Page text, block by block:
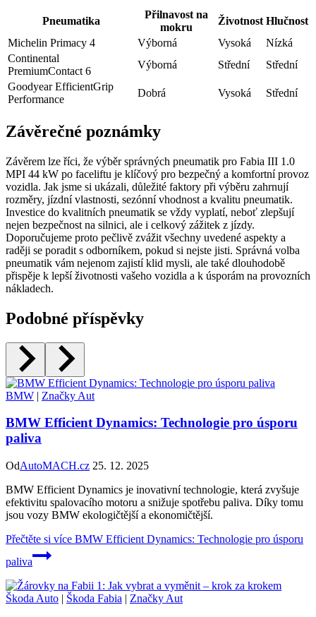
Pneumatika
Přilnavost na
mokru
Životnost Hlučnost
Michelin Primacy 4
Výborná Vysoká
Nízká
Continental
PremiumContact 6
Výborná Střední
Střední
Goodyear EfficientGrip
Performance
Dobrá Vysoká Střední
Závěrečné poznámky
Závěrem lze říci, že výběr správných pneumatik pro Fabia III 1.0
MPI 44 kW po faceliftu je klíčový pro bezpečný a komfortní provoz
vozidla. Jak jsme si ukázali, důležité faktory při výběru zahrnují
rozměry, jízdní vlastnosti, sezónní vhodnost a kvalitu pneumatik.
Investice do kvalitních pneumatik se vždy vyplatí, neboť zlepšují
nejen bezpečnost na silnici, ale i celkový zážitek z jízdy.
Doporučujeme proto pečlivě zvážit všechny uvedené aspekty a
raději se poradit s odborníkem, pokud si nejste jisti. Správná volba
pneumatik vám nejenom zajistí klid mysli, ale také dlouhodobě
přispěje k lepší životnosti vašeho vozidla a k úsporám na provozních
nákladech.
Podobné příspěvky
BMW | Značky Aut
BMW Efficient Dynamics: Technologie pro úsporu
paliva
OdAutoMACH.cz 25. 12. 2025
BMW Efficient Dynamics je inovativní technologie, která zvyšuje
efektivitu spalovacího motoru a snižuje spotřebu paliva. Díky tomu
jsou vozy BMW ekologičtější a ekonomičtější.
Přečtěte si více BMW Efficient Dynamics: Technologie pro úsporu
paliva
Škoda Auto | Škoda Fabia | Značky Aut